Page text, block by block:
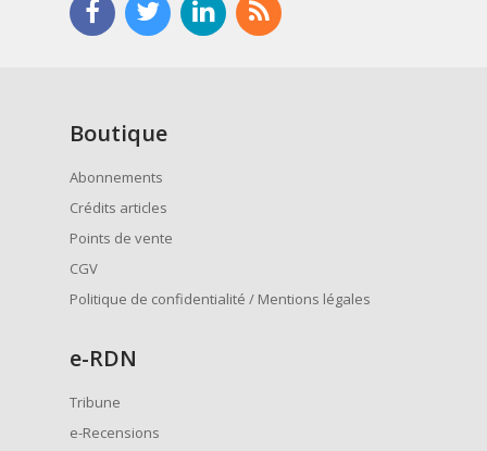
Boutique
Abonnements
Crédits articles
Points de vente
CGV
Politique de confidentialité / Mentions légales
e-RDN
Tribune
e-Recensions